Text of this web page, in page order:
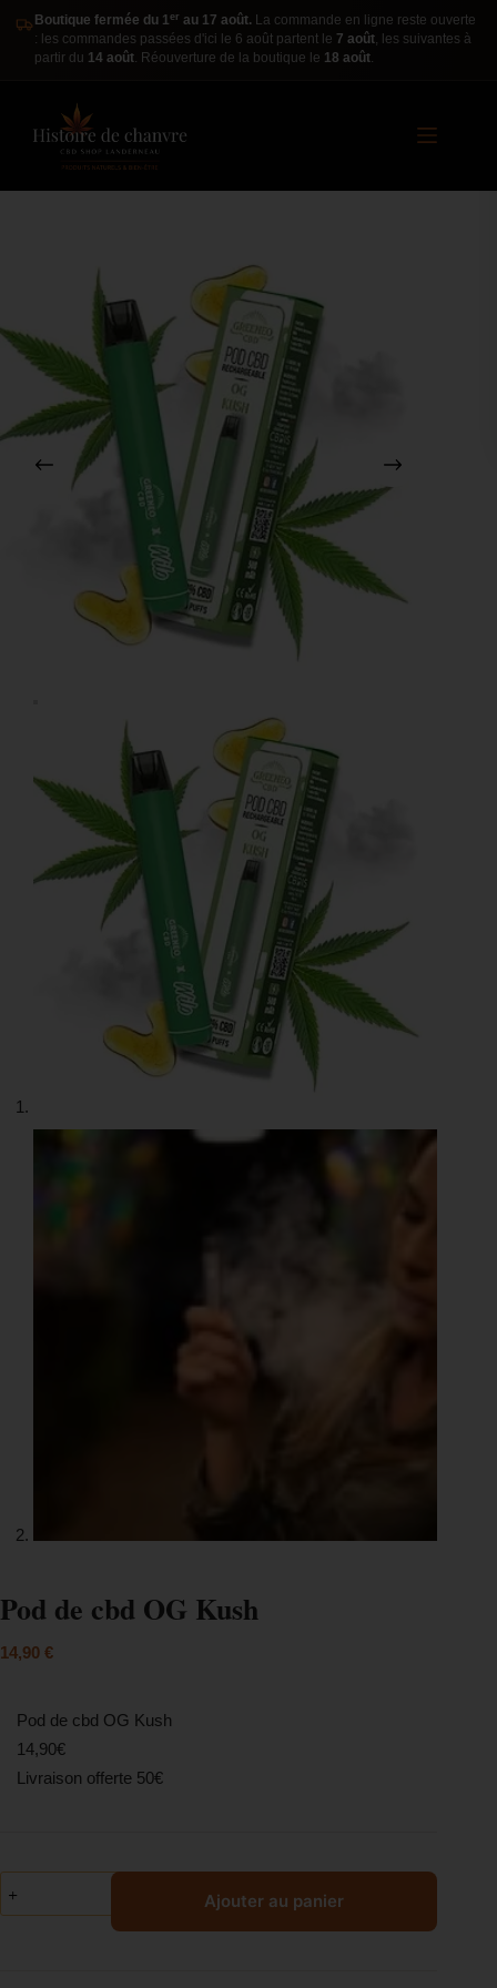
Boutique fermée du 1er au 17 août. La commande en ligne reste ouverte
: les commandes passées d'ici le 6 août partent le 7 août, les suivantes à
partir du 14 août. Réouverture de la boutique le 18 août.
Pod de cbd OG Kush
14,90 €
Pod de cbd OG Kush
14,90€
Livraison offerte 50€
Ajouter au panier